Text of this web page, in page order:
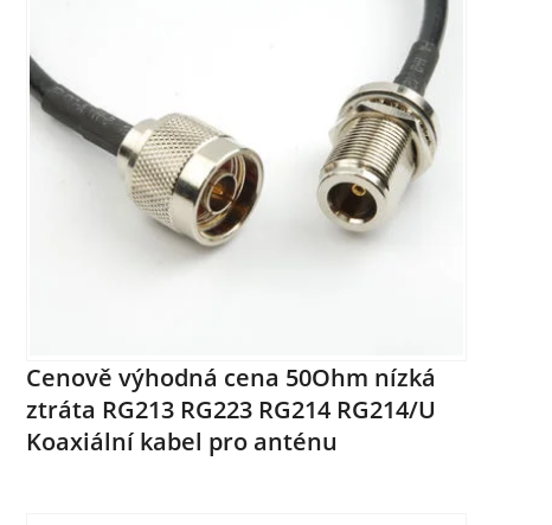
Cenově výhodná cena 50Ohm nízká
ztráta RG213 RG223 RG214 RG214/U
Koaxiální kabel pro anténu